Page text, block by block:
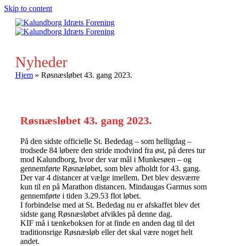
Skip to content
Nyheder
Hjem» Røsnæsløbet 43. gang 2023.
Røsnæsløbet 43. gang 2023.
På den sidste officielle St. Bededag – som helligdag –
trodsede 84 løbere den stride modvind fra øst, på deres tur
mod Kalundborg, hvor der var mål i Munkesøen – og
gennemførte Røsnæløbet, som blev afholdt for 43. gang.
Der var 4 distancer at vælge imellem. Det blev desværre
kun til en på Marathon distancen. Mindaugas Garmus som
gennemførte i tiden 3.29.53 flot løbet.
I forbindelse med at St. Bededag nu er afskaffet blev det
sidste gang Røsnæsløbet afvikles på denne dag.
KIF må i tænkeboksen for at finde en anden dag til det
traditionsrige Røsnæsløb eller det skal være noget helt
andet.